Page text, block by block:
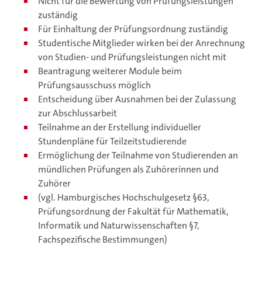
zuständig
Für Einhaltung der Prüfungsordnung zuständig
Studentische Mitglieder wirken bei der Anrechnung
von Studien- und Prüfungsleistungen nicht mit
Beantragung weiterer Module beim
Prüfungsausschuss möglich
Entscheidung über Ausnahmen bei der Zulassung
zur Abschlussarbeit
Teilnahme an der Erstellung individueller
Stundenpläne für Teilzeitstudierende
Ermöglichung der Teilnahme von Studierenden an
mündlichen Prüfungen als Zuhörerinnen und
Zuhörer
(vgl. Hamburgisches Hochschulgesetz §63,
Prüfungsordnung der Fakultät für Mathematik,
Informatik und Naturwissenschaften §7,
Fachspezifische Bestimmungen)